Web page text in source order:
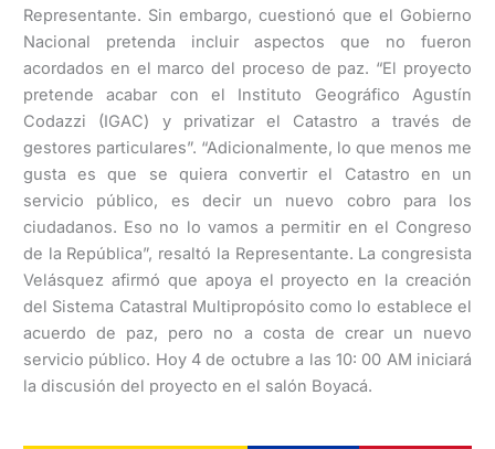
Representante. Sin embargo, cuestionó que el Gobierno
Nacional pretenda incluir aspectos que no fueron
acordados en el marco del proceso de paz. “El proyecto
pretende acabar con el Instituto Geográfico Agustín
Codazzi (IGAC) y privatizar el Catastro a través de
gestores particulares”. “Adicionalmente, lo que menos me
gusta es que se quiera convertir el Catastro en un
servicio público, es decir un nuevo cobro para los
ciudadanos. Eso no lo vamos a permitir en el Congreso
de la República”, resaltó la Representante. La congresista
Velásquez afirmó que apoya el proyecto en la creación
del Sistema Catastral Multipropósito como lo establece el
acuerdo de paz, pero no a costa de crear un nuevo
servicio público. Hoy 4 de octubre a las 10: 00 AM iniciará
la discusión del proyecto en el salón Boyacá.